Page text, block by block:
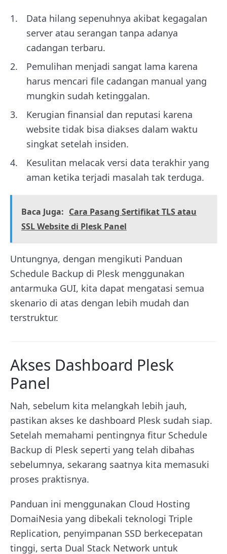
Data hilang sepenuhnya akibat kegagalan
server atau serangan tanpa adanya
cadangan terbaru.
Pemulihan menjadi sangat lama karena
harus mencari file cadangan manual yang
mungkin sudah ketinggalan.
Kerugian finansial dan reputasi karena
website tidak bisa diakses dalam waktu
singkat setelah insiden.
Kesulitan melacak versi data terakhir yang
aman ketika terjadi masalah tak terduga.
Baca Juga: Cara Pasang Sertifikat TLS atau
SSL Website di Plesk Panel
Untungnya, dengan mengikuti Panduan
Schedule Backup di Plesk menggunakan
antarmuka GUI, kita dapat mengatasi semua
skenario di atas dengan lebih mudah dan
terstruktur.
Akses Dashboard Plesk
Panel
Nah, sebelum kita melangkah lebih jauh,
pastikan akses ke dashboard Plesk sudah siap.
Setelah memahami pentingnya fitur Schedule
Backup di Plesk seperti yang telah dibahas
sebelumnya, sekarang saatnya kita memasuki
proses praktisnya.
Panduan ini menggunakan Cloud Hosting
DomaiNesia yang dibekali teknologi Triple
Replication, penyimpanan SSD berkecepatan
tinggi, serta Dual Stack Network untuk